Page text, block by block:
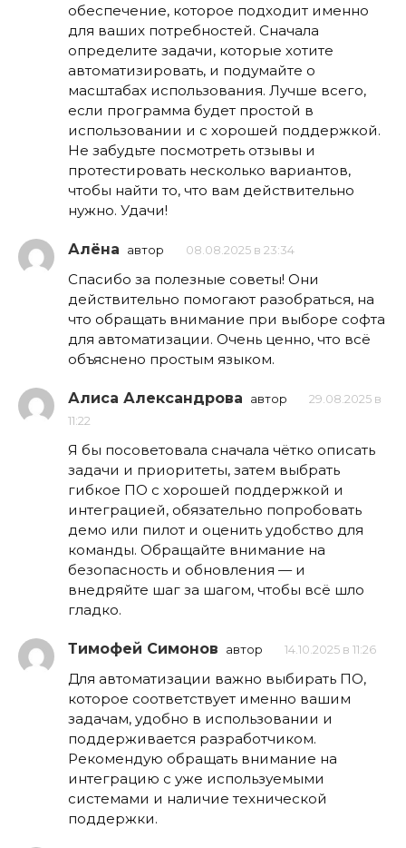
обеспечение, которое подходит именно
для ваших потребностей. Сначала
определите задачи, которые хотите
автоматизировать, и подумайте о
масштабах использования. Лучше всего,
если программа будет простой в
использовании и с хорошей поддержкой.
Не забудьте посмотреть отзывы и
протестировать несколько вариантов,
чтобы найти то, что вам действительно
нужно. Удачи!
Алёна автор 08.08.2025 в 23:34
Спасибо за полезные советы! Они
действительно помогают разобраться, на
что обращать внимание при выборе софта
для автоматизации. Очень ценно, что всё
объяснено простым языком.
Алиса Александрова автор
29.08.2025 в
11:22
Я бы посоветовала сначала чётко описать
задачи и приоритеты, затем выбрать
гибкое ПО с хорошей поддержкой и
интеграцией, обязательно попробовать
демо или пилот и оценить удобство для
команды. Обращайте внимание на
безопасность и обновления — и
внедряйте шаг за шагом, чтобы всё шло
гладко.
Тимофей Симонов автор 14.10.2025 в 11:26
Для автоматизации важно выбирать ПО,
которое соответствует именно вашим
задачам, удобно в использовании и
поддерживается разработчиком.
Рекомендую обращать внимание на
интеграцию с уже используемыми
системами и наличие технической
поддержки.